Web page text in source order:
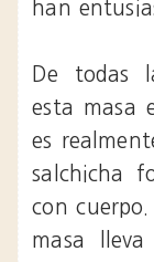
han
De todas
esta masa
es
salchicha
con
masa